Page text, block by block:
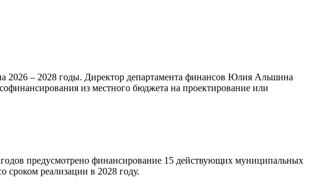
2026 – 2028 годы. Директор департамента финансов Юлия Альшина
из местного бюджета на проектирование или
предусмотрено финансирование 15 действующих муниципальных
сроком реализации в 2028 году.